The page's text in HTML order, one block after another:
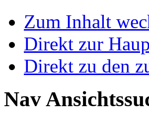
Zum Inhalt
Direkt zur
Direkt zu den
Nav